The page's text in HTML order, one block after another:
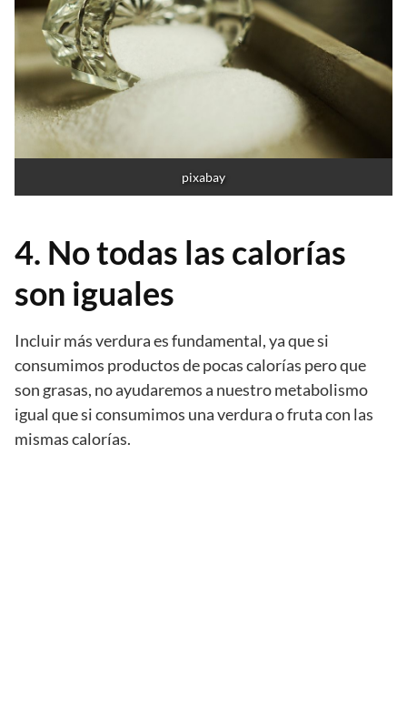
pixabay
4. No todas las calorías
son iguales
Incluir más verdura es fundamental, ya que si
consumimos productos de pocas calorías pero que
son grasas, no ayudaremos a nuestro metabolismo
igual que si consumimos una verdura o fruta con las
mismas calorías.